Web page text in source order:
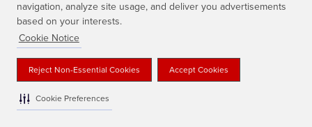
navigation, analyze site usage, and deliver you advertisements
based on your interests.
Cookie Notice
Reject Non-Essential Cookies Accept Cookies
Cookie Preferences